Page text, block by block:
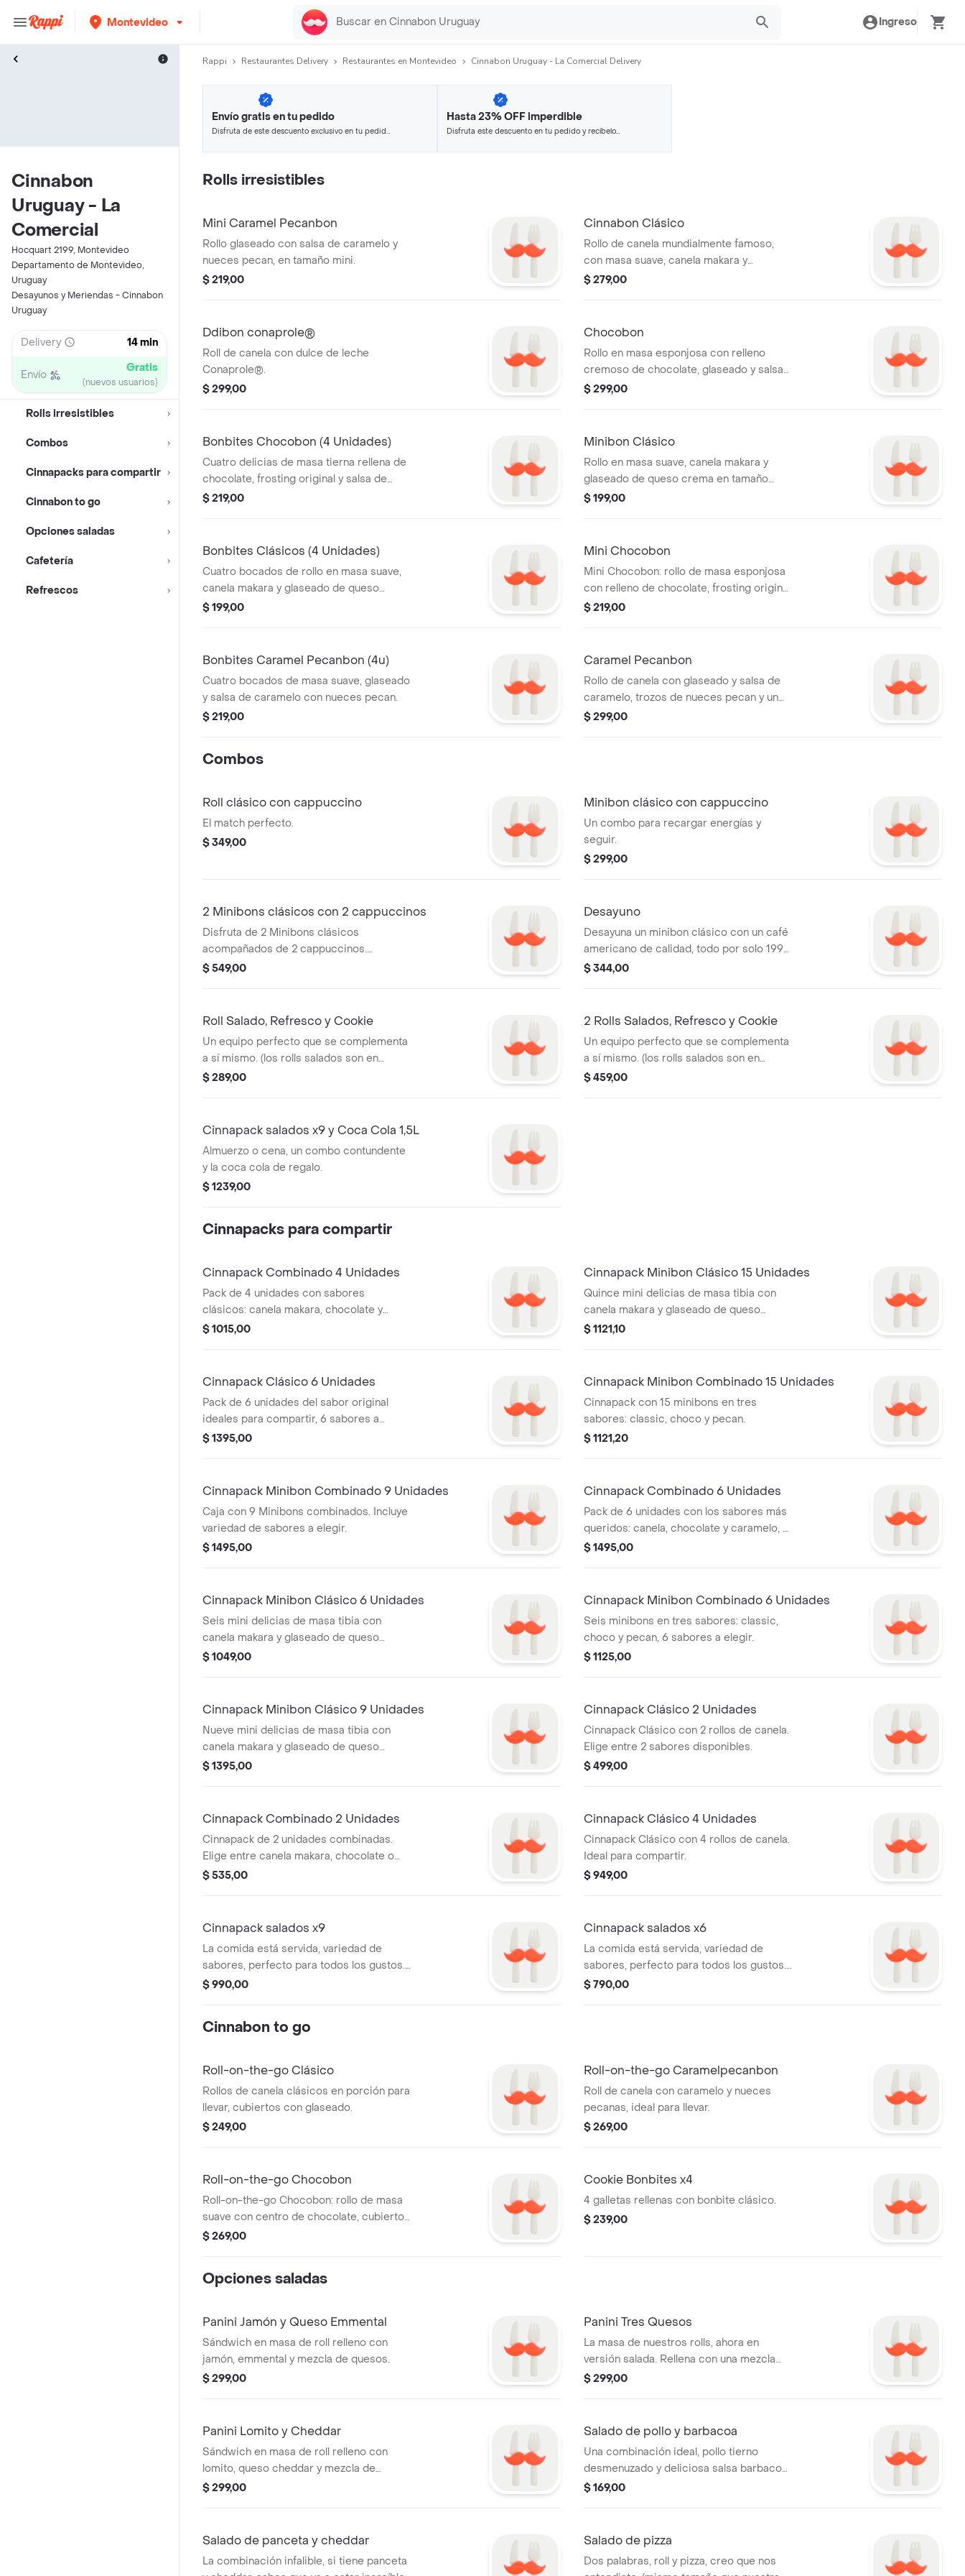
Montevideo Ingreso
Cinnabon
Uruguay - La
Comercial
Hocquart 2199, Montevideo
Departamento de Montevideo,
Uruguay
Desayunos y Meriendas - Cinnabon
Uruguay
Delivery 14 min
Envío Gratis
(nuevos usuarios)
Rolls irresistibles
Combos
Cinnapacks para compartir
Cinnabon to go
Opciones saladas
Cafetería
Refrescos
Rappi Restaurantes Delivery Restaurantes en Montevideo Cinnabon Uruguay - La Comercial Delivery
Envío gratis en tu pedido
Disfruta de este descuento exclusivo en tu pedido
Hasta 23% OFF imperdible
Disfruta este descuento en tu pedido y recíbelo
Rolls irresistibles
Mini Caramel Pecanbon
Rollo glaseado con salsa de caramelo y
nueces pecan, en tamaño mini.
$ 219,00
Cinnabon Clásico
Rollo de canela mundialmente famoso,
con masa suave, canela makara y
glaseado de queso crema irresistible.
$ 279,00
Ddibon conaprole®
Roll de canela con dulce de leche
Conaprole®.
$ 299,00
Chocobon
Rollo en masa esponjosa con relleno
cremoso de chocolate, glaseado y salsa
de chocolate.
$ 299,00
Bonbites Chocobon (4 Unidades)
Cuatro delicias de masa tierna rellena de
chocolate, frosting original y salsa de
chocolate.
$ 219,00
Minibon Clásico
Rollo en masa suave, canela makara y
glaseado de queso crema en tamaño
perfecto.
$ 199,00
Bonbites Clásicos (4 Unidades)
Cuatro bocados de rollo en masa suave,
canela makara y glaseado de queso
crema.
$ 199,00
Mini Chocobon
Mini Chocobon: rollo de masa esponjosa
con relleno de chocolate, frosting original
y salsa de chocolate.
$ 219,00
Bonbites Caramel Pecanbon (4u)
Cuatro bocados de masa suave, glaseado
y salsa de caramelo con nueces pecan.
$ 219,00
Caramel Pecanbon
Rollo de canela con glaseado y salsa de
caramelo, trozos de nueces pecan y un
sabor que muchos llaman el mejor.
$ 299,00
Combos
Roll clásico con cappuccino
El match perfecto.
$ 349,00
Minibon clásico con cappuccino
Un combo para recargar energías y
seguir.
$ 299,00
2 Minibons clásicos con 2 cappuccinos
Disfruta de 2 Minibons clásicos
acompañados de 2 cappuccinos.
Perfecto para compartir.
$ 549,00
Desayuno
Desayuna un minibon clásico con un café
americano de calidad, todo por solo 199
pesos.
$ 344,00
Roll Salado, Refresco y Cookie
Un equipo perfecto que se complementa
a sí mismo. (los rolls salados son en
nuestro tamaño mini.)
$ 289,00
2 Rolls Salados, Refresco y Cookie
Un equipo perfecto que se complementa
a sí mismo. (los rolls salados son en
nuestro tamaño mini.)
$ 459,00
Cinnapack salados x9 y Coca Cola 1,5L
Almuerzo o cena, un combo contundente
y la coca cola de regalo.
$ 1239,00
Cinnapacks para compartir
Cinnapack Combinado 4 Unidades
Pack de 4 unidades con sabores
clásicos: canela makara, chocolate y
caramelo con nueces, 4 sabores a elegir
$ 1015,00
Cinnapack Minibon Clásico 15 Unidades
Quince mini delicias de masa tibia con
canela makara y glaseado de queso
crema, 15 sabores a elegir.
$ 1121,10
Cinnapack Clásico 6 Unidades
Pack de 6 unidades del sabor original
ideales para compartir, 6 sabores a
elegir.
$ 1395,00
Cinnapack Minibon Combinado 15 Unidades
Cinnapack con 15 minibons en tres
sabores: classic, choco y pecan.
$ 1121,20
Cinnapack Minibon Combinado 9 Unidades
Caja con 9 Minibons combinados. Incluye
variedad de sabores a elegir.
$ 1495,00
Cinnapack Combinado 6 Unidades
Pack de 6 unidades con los sabores más
queridos: canela, chocolate y caramelo, 6
sabores a elegir.
$ 1495,00
Cinnapack Minibon Clásico 6 Unidades
Seis mini delicias de masa tibia con
canela makara y glaseado de queso
crema, 6 sabores a elegir.
$ 1049,00
Cinnapack Minibon Combinado 6 Unidades
Seis minibons en tres sabores: classic,
choco y pecan, 6 sabores a elegir.
$ 1125,00
Cinnapack Minibon Clásico 9 Unidades
Nueve mini delicias de masa tibia con
canela makara y glaseado de queso
crema, 9 sabores a elegir
$ 1395,00
Cinnapack Clásico 2 Unidades
Cinnapack Clásico con 2 rollos de canela.
Elige entre 2 sabores disponibles.
$ 499,00
Cinnapack Combinado 2 Unidades
Cinnapack de 2 unidades combinadas.
Elige entre canela makara, chocolate o
caramelo con nueces.
$ 535,00
Cinnapack Clásico 4 Unidades
Cinnapack Clásico con 4 rollos de canela.
Ideal para compartir.
$ 949,00
Cinnapack salados x9
La comida está servida, variedad de
sabores, perfecto para todos los gustos.
(mismo tamaño que nuestra versión mini).
$ 990,00
Cinnapack salados x6
La comida está servida, variedad de
sabores, perfecto para todos los gustos.
(mismo tamaño que nuestra versión mini).
$ 790,00
Cinnabon to go
Roll-on-the-go Clásico
Rollos de canela clásicos en porción para
llevar, cubiertos con glaseado.
$ 249,00
Roll-on-the-go Caramelpecanbon
Roll de canela con caramelo y nueces
pecanas, ideal para llevar.
$ 269,00
Roll-on-the-go Chocobon
Roll-on-the-go Chocobon: rollo de masa
suave con centro de chocolate, cubierto
con glaseado y salsa de chocolate.
$ 269,00
Cookie Bonbites x4
4 galletas rellenas con bonbite clásico.
$ 239,00
Opciones saladas
Panini Jamón y Queso Emmental
Sándwich en masa de roll relleno con
jamón, emmental y mezcla de quesos.
$ 299,00
Panini Tres Quesos
La masa de nuestros rolls, ahora en
versión salada. Rellena con una mezcla
cremosa de tres quesos: cheddar y dos
$ 299,00
Panini Lomito y Cheddar
Sándwich en masa de roll relleno con
lomito, queso cheddar y mezcla de
quesos.
$ 299,00
Salado de pollo y barbacoa
Una combinación ideal, pollo tierno
desmenuzado y deliciosa salsa barbacoa.
(mismo tamaño que nuestra versión mini).
$ 169,00
Salado de panceta y cheddar
La combinación infalible, si tiene panceta
Salado de pizza
Dos palabras, roll y pizza, creo que nos